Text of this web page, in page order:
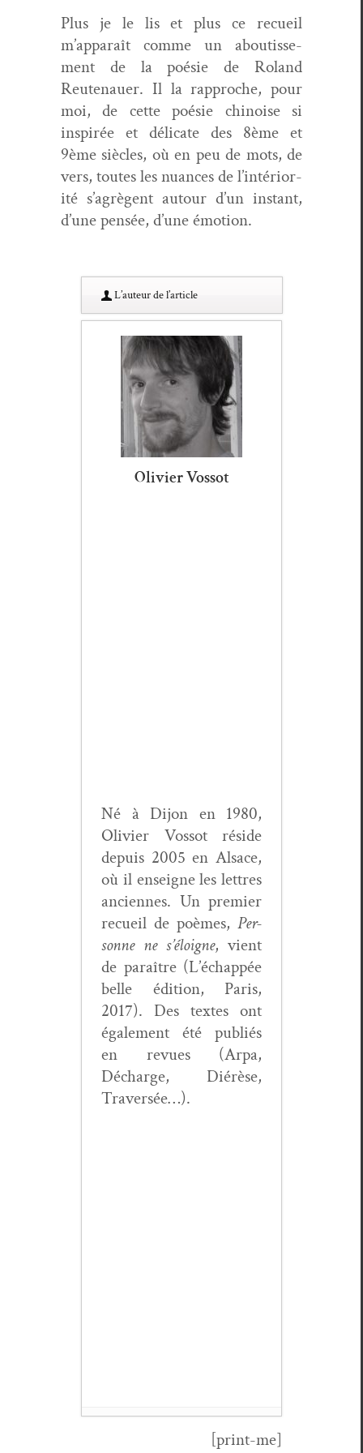
Plus je le lis et plus ce recueil
m’apparaît comme un aboutisse­
ment de la poésie de Roland
Reutenauer. Il la rap­proche, pour
moi, de cette poésie chi­noise si
inspirée et déli­cate des 8ème et
9ème siè­cles, où en peu de mots, de
vers, toutes les nuances de l’in­téri­or­
ité s’a­grè­gent autour d’un instant,
d’une pen­sée, d’une émotion.
L’au­teur de l’article
Olivier Vossot
Né à Dijon en 1980,
Olivi­er Vos­sot réside
depuis 2005 en Alsace,
où il enseigne les let­tres
anci­ennes. Un pre­mier
recueil de poèmes, Per­
son­ne ne s’éloigne, vient
de paraître (L’échappée
belle édi­tion, Paris,
2017). Des textes ont
égale­ment été pub­liés
en revues (Arpa,
Décharge, Diérèse,
Traversée…).
[print-me]